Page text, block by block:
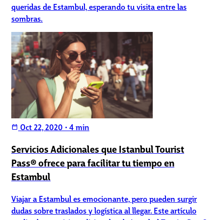
queridas de Estambul, esperando tu visita entre las
sombras.
calendar_today Oct 22, 2020 • 4 min
Servicios Adicionales que Istanbul Tourist
Pass® ofrece para facilitar tu tiempo en
Estambul
Viajar a Estambul es emocionante, pero pueden surgir
dudas sobre traslados y logística al llegar. Este artículo